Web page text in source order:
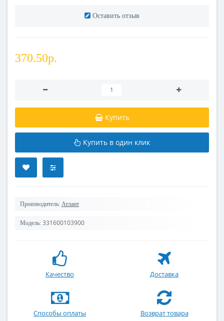
Оставить отзыв
370.50р.
Купить
Купить в один клик
Производитель: Атлант
Модель: 331600103900
Качество Доставка
Способы оплаты Возврат товара